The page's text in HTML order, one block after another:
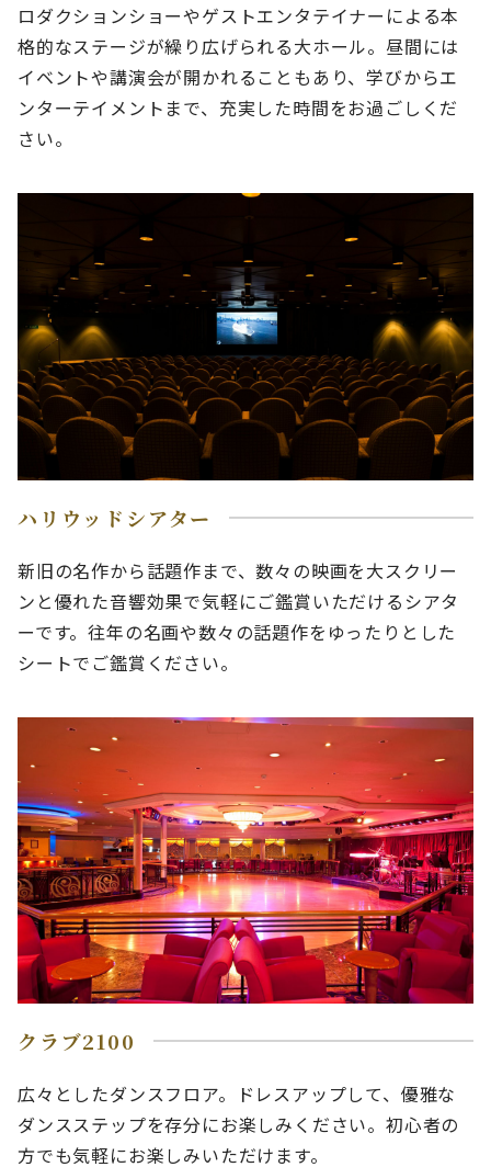
ロダクションショーやゲストエンタテイナーによる本
格的なステージが繰り広げられる大ホール。昼間には
イベントや講演会が開かれることもあり、学びからエ
ンターテイメントまで、充実した時間をお過ごしくだ
さい。
ハリウッドシアター
新旧の名作から話題作まで、数々の映画を大スクリー
ンと優れた音響効果で気軽にご鑑賞いただけるシアタ
ーです。往年の名画や数々の話題作をゆったりとした
シートでご鑑賞ください。
クラブ2100
広々としたダンスフロア。ドレスアップして、優雅な
ダンスステップを存分にお楽しみください。初心者の
方でも気軽にお楽しみいただけます。